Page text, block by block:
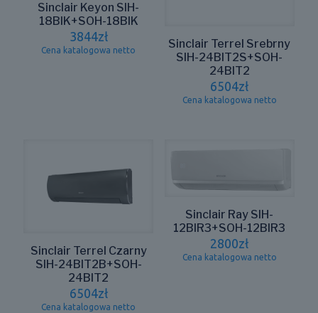
Sinclair Keyon SIH-
18BIK+SOH-18BIK
3844zł
Cena katalogowa netto
Sinclair Terrel Srebrny
SIH-24BIT2S+SOH-
24BIT2
6504zł
Cena katalogowa netto
Sinclair Terrel Czarny
SIH-24BIT2B+SOH-
24BIT2
6504zł
Cena katalogowa netto
Sinclair Ray SIH-
12BIR3+SOH-12BIR3
2800zł
Cena katalogowa netto